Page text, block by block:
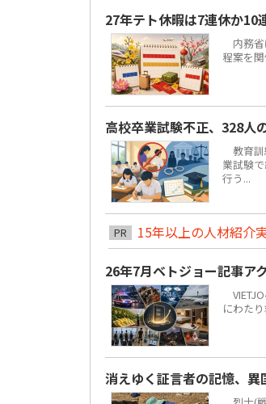
27年テト休暇は7連休か10
内務省
程案を
高校卒業試験不正、328人
教育訓
業試験
行う...
PR
15年以上の人材紹介
26年7月ベトジョー記事ア
にわた
消えゆく証言者の記憶、異